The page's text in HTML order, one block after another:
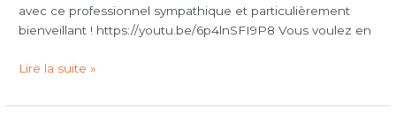
avec ce professionnel sympathique et particulièrement
bienveillant ! https://youtu.be/6p4lnSFI9P8 Vous voulez en
Lire la suite »